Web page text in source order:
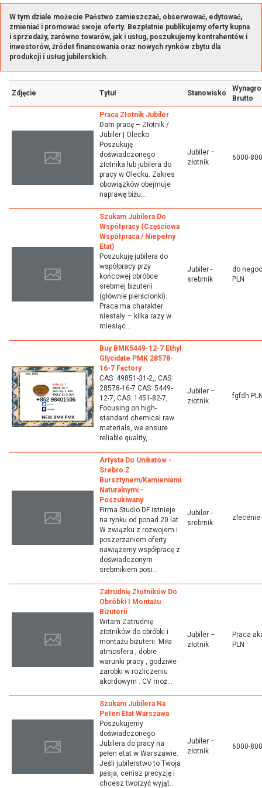
W tym dziale możecie Państwo zamieszczać, obserwować, edytować,
zmieniać i promować swoje oferty. Bezpłatnie publikujemy oferty kupna
i sprzedaży, zarówno towarów, jak i usług, poszukujemy kontrahentów i
inwestorów, źródeł finansowania oraz nowych rynków zbytu dla
produkcji i usług jubilerskich.
Zdjęcie Tytuł Stanowisko
Brutto
Praca Złotnik Jubiler
Dam pracę – Złotnik /
Jubiler | Olecko
Poszukuję
doświadczonego
złotnika lub jubilera do
pracy w Olecku. Zakres
obowiązków obejmuje
naprawę biżu...
Jubiler –
złotnik
6000-
Szukam Jubilera Do
Współpracy (częściowa
Współpraca / Niepełny
Etat)
Poszukuję jubilera do
współpracy przy
końcowej obróbce
srebrnej biżuterii
(głównie pierścionki).
Praca ma charakter
niestały — kilka razy w
miesiąc...
Jubiler -
srebrnik
do
PLN
Buy BMK5449-12-7 Ethyl
Glycidate PMK 28578-
16-7 Factory
CAS: 49851-31-2,, CAS:
28578-16-7 CAS: 5449-
12-7, CAS: 1451-82-7,
Focusing on high-
standard chemical raw
materials, we ensure
reliable quality,...
Jubiler –
złotnik
fgfdh
Artysta Do Unikatów -
Srebro Z
Bursztynem/kamieniami
Naturalnymi -
Poszukiwany
Firma Studio DF istnieje
na rynku od ponad 20 lat.
W związku z rozwojem i
poszerzaniem oferty
nawiążemy współpracę z
doświadczonym
srebrnikiem posi...
Jubiler -
srebrnik
zlecenie
Zatrudnię Złotników Do
Obróbki I Montażu
Biżuterii
Witam Zatrudnię
złotników do obróbki i
montażu biżuterii. Miła
atmosfera , dobre
warunki pracy , godziwe
zarobki w rozliczeniu
akordowym . CV moż...
Jubiler –
złotnik
Praca
PLN
Szukam Jubilera Na
Pełen Etat Warszawa
Poszukujemy
doświadczonego
Jubilera do pracy na
pełen etat w Warszawie.
Jeśli jubilerstwo to Twoja
pasja, cenisz precyzję i
chcesz tworzyć wyjąt...
Jubiler –
złotnik
6000-